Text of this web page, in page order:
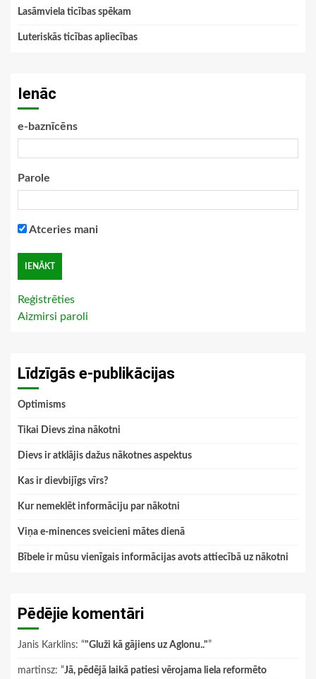
Lasāmviela ticības spēkam
Luteriskās ticības apliecības
Ienāc
e-baznīcēns
Parole
Atceries mani
Reģistrēties
Aizmirsi paroli
Līdzīgās e-publikācijas
Optimisms
Tikai Dievs zina nākotni
Dievs ir atklājis dažus nākotnes aspektus
Kas ir dievbijīgs vīrs?
Kur nemeklēt informāciju par nākotni
Viņa e-minences sveicieni mātes dienā
Bībele ir mūsu vienīgais informācijas avots attiecībā uz nākotni
Pēdējie komentāri
Janis Karklins: “"Gluži kā gājiens uz Aglonu.."”
martinsz: “Jā, pēdējā laikā patiesi vērojama liela reformēto